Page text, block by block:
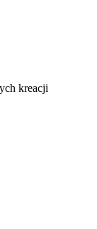
kreacji